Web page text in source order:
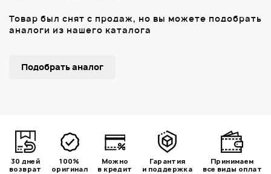
Товар был снят с продаж, но вы можете подобрать
аналоги из нашего каталога
Подобрать аналог
30 дней
возврат
100%
оригинал
Можно
в кредит
Гарантия
и поддержка
Принимаем
все виды оплат